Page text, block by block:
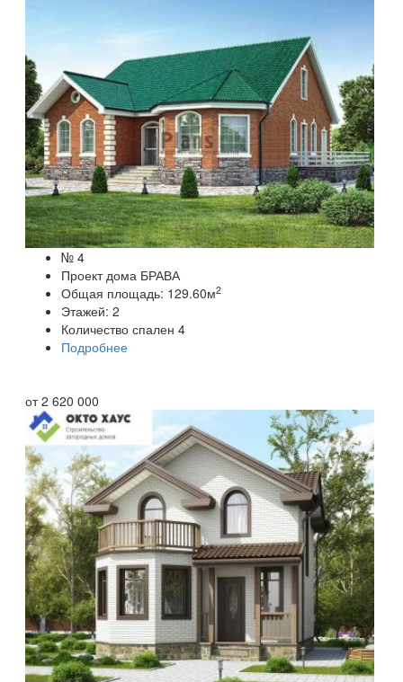
№ 4
Проект дома БРАВА
Общая площадь: 129.60м2
Этажей: 2
Количество спален 4
Подробнее
от2 620 000